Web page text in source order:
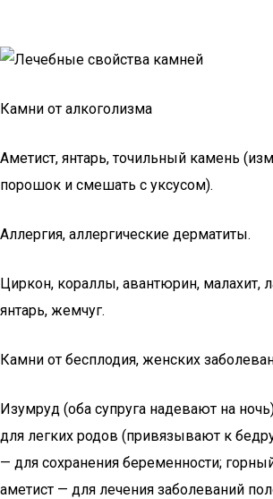
Камни от алкоголизма
Аметист, янтарь, точильный камень
порошок и смешать с уксусом).
Аллергия, аллергические дерматиты.
Циркон, кораллы, авантюрин, малахит,
янтарь, жемчуг.
Камни от бесплодия, женских
Изумруд (оба супруга надевают на
для легких родов (привязывают к
— для сохранения беременности;
аметист — для лечения заболеваний